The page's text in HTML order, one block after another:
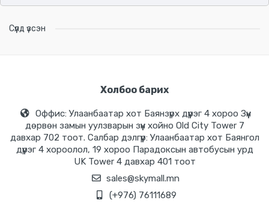
Сүүлд үзсэн
Холбоо барих
Оффис: Улаанбаатар хот Баянзүрх дүүрэг 4 хороо Зүүн
дөрвөн замын уулзварын зүүн хойно Old City Tower 7
давхар 702 тоот. Салбар дэлгүүр: Улаанбаатар хот Баянгол
дүүрэг 4 хороолол, 19 хороо Парадоксын автобусын урд
UK Tower 4 давхар 401 тоот
sales@skymall.mn
(+976) 76111689